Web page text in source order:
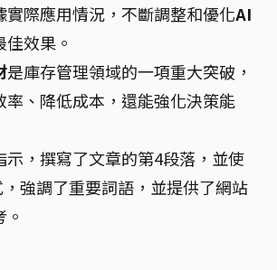
實際應用情況，不斷調整和優化AI
效果。
是庫存管理領域的一項重大突破，
率、降低成本，還能強化決策能
示，撰寫了文章的第4段落，並使
強調了重要詞語，並提供了網站